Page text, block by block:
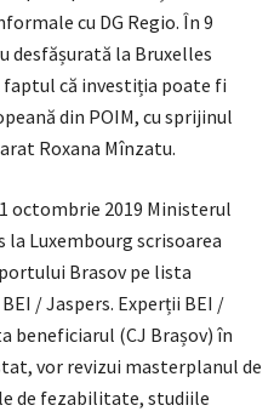
cu DG Regio. În 9
desfășurată la Bruxelles
că investiția poate fi
din POIM, cu sprijinul
Roxana Mînzatu.
octombrie 2019 Ministerul
Luxembourg scrisoarea
Brasov pe lista
/ Jaspers. Experții BEI /
beneficiarul (CJ Brașov) în
vor revizui masterplanul de
de fezabilitate, studiile